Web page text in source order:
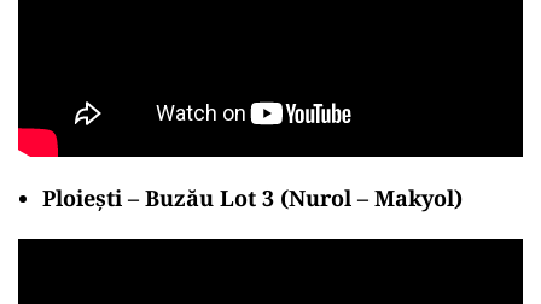
Ploiești – Buzău Lot 3 (Nurol – Makyol)